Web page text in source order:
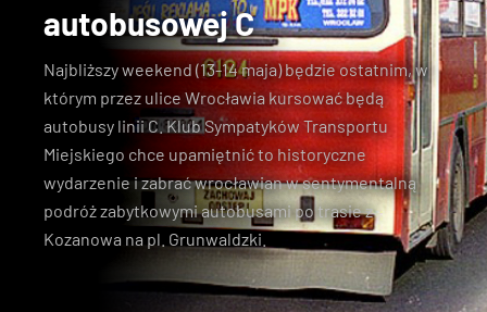
autobusowej C
Najbliższy weekend (13-14 maja) będzie ostatnim, w
którym przez ulice Wrocławia kursować będą
autobusy linii C. Klub Sympatyków Transportu
Miejskiego chce upamiętnić to historyczne
wydarzenie i zabrać wrocławian w sentymentalną
podróż zabytkowymi autobusami po trasie z
Kozanowa na pl. Grunwaldzki.